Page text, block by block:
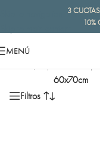
3
10%
MENÚ
Opción 1 del
60x70cm
Filtros